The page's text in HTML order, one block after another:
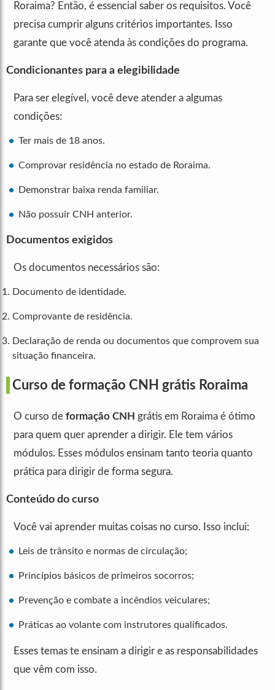
Roraima? Então, é essencial saber os requisitos. Você
precisa cumprir alguns critérios importantes. Isso
garante que você atenda às condições do programa.
Condicionantes para a elegibilidade
Para ser elegível, você deve atender a algumas
condições:
Ter mais de 18 anos.
Comprovar residência no estado de Roraima.
Demonstrar baixa renda familiar.
Não possuir CNH anterior.
Documentos exigidos
Os documentos necessários são:
Documento de identidade.
Comprovante de residência.
Declaração de renda ou documentos que comprovem sua
situação financeira.
Curso de formação CNH grátis Roraima
O curso de formação CNH grátis em Roraima é ótimo
para quem quer aprender a dirigir. Ele tem vários
módulos. Esses módulos ensinam tanto teoria quanto
prática para dirigir de forma segura.
Conteúdo do curso
Você vai aprender muitas coisas no curso. Isso inclui:
Leis de trânsito e normas de circulação;
Princípios básicos de primeiros socorros;
Prevenção e combate a incêndios veiculares;
Práticas ao volante com instrutores qualificados.
Esses temas te ensinam a dirigir e as responsabilidades
que vêm com isso.